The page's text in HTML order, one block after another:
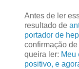
Antes de ler
resultado de
portador de
confirmação
queira ler: Meu
positivo, e